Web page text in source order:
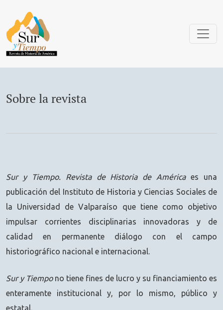
Sobre la revista
Sur y Tiempo. Revista de Historia de Américaes una
publicación del Instituto de Historia y Ciencias Sociales de
la Universidad de Valparaíso que tiene como objetivo
impulsar corrientes disciplinarias innovadoras y de
calidad en permanente diálogo con el campo
historiográfico nacional e internacional.
Sur y Tiempono tiene fines de lucro y su financiamiento es
enteramente institucional y, por lo mismo, público y
estatal.